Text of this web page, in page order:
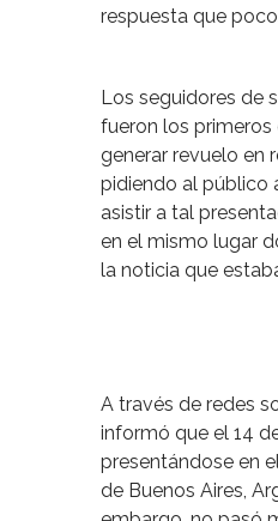
respuesta que
Los seguidores de
fueron los primeros
generar revuelo en
pidiendo al público
asistir a tal
en el mismo lugar
la noticia que
A través de redes
informó que el 14
presentándose en
de Buenos Aires,